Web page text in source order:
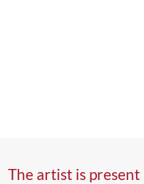
The artist is present